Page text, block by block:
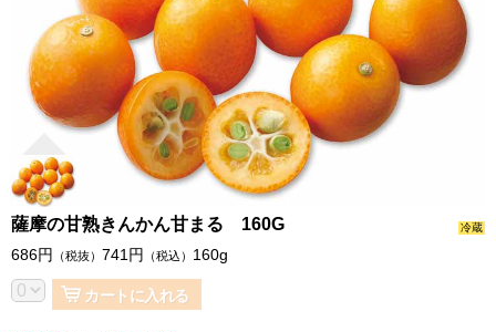
薩摩の甘熟きんかん甘まる 160G 冷蔵
686円 （税抜） 741 円 （税込） 160g
カートに入れる